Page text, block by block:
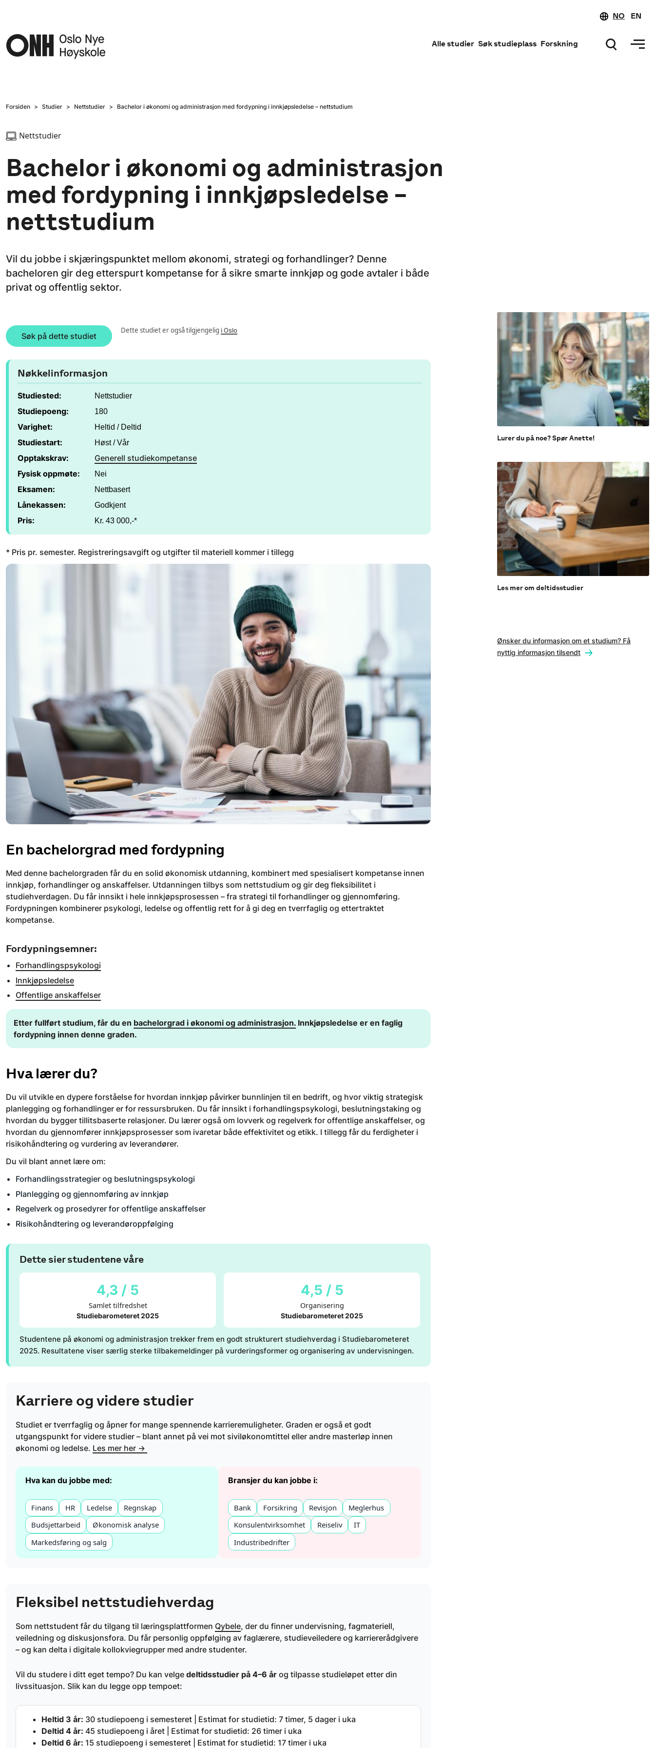
NO EN
Alle studier Søk studieplass Forskning
Forsiden Studier Nettstudier Bachelor i økonomi og administrasjon med fordypning i innkjøpsledelse – nettstudium
Nettstudier
Bachelor i økonomi og administrasjon
med fordypning i innkjøpsledelse –
nettstudium
Vil du jobbe i skjæringspunktet mellom økonomi, strategi og forhandlinger? Denne
bacheloren gir deg etterspurt kompetanse for å sikre smarte innkjøp og gode avtaler i både
privat og offentlig sektor.
Søk på dette studiet
Dette studiet er også tilgjengelig i Oslo
Nøkkelinformasjon
Studiested: Nettstudier
Studiepoeng: 180
Varighet: Heltid / Deltid
Studiestart: Høst / Vår
Opptakskrav:
Generell studiekompetanse
Fysisk oppmøte:
Nei
Eksamen: Nettbasert
Lånekassen: Godkjent
Pris: Kr. 43 000,-*
* Pris pr. semester. Registreringsavgift og utgifter til materiell kommer i tillegg
En bachelorgrad med fordypning
Med denne bachelorgraden får du en solid økonomisk utdanning, kombinert med spesialisert kompetanse innen
innkjøp, forhandlinger og anskaffelser. Utdanningen tilbys som nettstudium og gir deg fleksibilitet i
studiehverdagen. Du får innsikt i hele innkjøpsprosessen – fra strategi til forhandlinger og gjennomføring.
Fordypningen kombinerer psykologi, ledelse og offentlig rett for å gi deg en tverrfaglig og ettertraktet
kompetanse.
Fordypningsemner:
Forhandlingspsykologi
Innkjøpsledelse
Offentlige anskaffelser
​Etter fullført studium, får du en bachelorgrad i økonomi og administrasjon. Innkjøpsledelse er en faglig
fordypning innen denne graden.
Hva lærer du?
Du vil utvikle en dypere forståelse for hvordan innkjøp påvirker bunnlinjen til en bedrift, og hvor viktig strategisk
planlegging og forhandlinger er for ressursbruken. Du får innsikt i forhandlingspsykologi, beslutningstaking og
hvordan du bygger tillitsbaserte relasjoner. Du lærer også om lovverk og regelverk for offentlige anskaffelser, og
hvordan du gjennomfører innkjøpsprosesser som ivaretar både effektivitet og etikk. I tillegg får du ferdigheter i
risikohåndtering og vurdering av leverandører.
Du vil blant annet lære om:
Forhandlingsstrategier og beslutningspsykologi
Planlegging og gjennomføring av innkjøp
Regelverk og prosedyrer for offentlige anskaffelser
Risikohåndtering og leverandøroppfølging
Dette sier studentene våre
4,3 / 5
Samlet tilfredshet
Studiebarometeret 2025
4,5 / 5
Organisering
Studiebarometeret 2025
Studentene på økonomi og administrasjon trekker frem en godt strukturert studiehverdag i Studiebarometeret
2025. Resultatene viser særlig sterke tilbakemeldinger på vurderingsformer og organisering av undervisningen.
Karriere og videre studier
Studiet er tverrfaglig og åpner for mange spennende karrieremuligheter. Graden er også et godt
utgangspunkt for videre studier – blant annet på vei mot siviløkonomtittel eller andre masterløp innen
økonomi og ledelse. Les mer her →
Hva kan du jobbe med:
Finans HR Ledelse
Regnskap
Budsjettarbeid
Økonomisk analyse
Markedsføring og salg
Bransjer du kan jobbe i:
Bank Forsikring Revisjon
Meglerhus
Konsulentvirksomhet
Reiseliv
IT
Industribedrifter
Fleksibel nettstudiehverdag
Som nettstudent får du tilgang til læringsplattformen Qybele, der du finner undervisning, fagmateriell,
veiledning og diskusjonsfora. Du får personlig oppfølging av faglærere, studieveiledere og karriererådgivere
– og kan delta i digitale kollokviegrupper med andre studenter.
Vil du studere i ditt eget tempo? Du kan velge deltidsstudier på 4–6 år og tilpasse studieløpet etter din
livssituasjon. Slik kan du legge opp tempoet:
Heltid 3 år: 30 studiepoeng i semesteret | Estimat for studietid: 7 timer, 5 dager i uka
Deltid 4 år: 45 studiepoeng i året | Estimat for studietid: 26 timer i uka
Deltid 6 år: 15 studiepoeng i semesteret | Estimat for studietid: 17 timer i uka
Lurer du på noe? Spør Anette!
Les mer om deltidsstudier
Ønsker du informasjon om et studium? Få
nyttig informasjon tilsendt